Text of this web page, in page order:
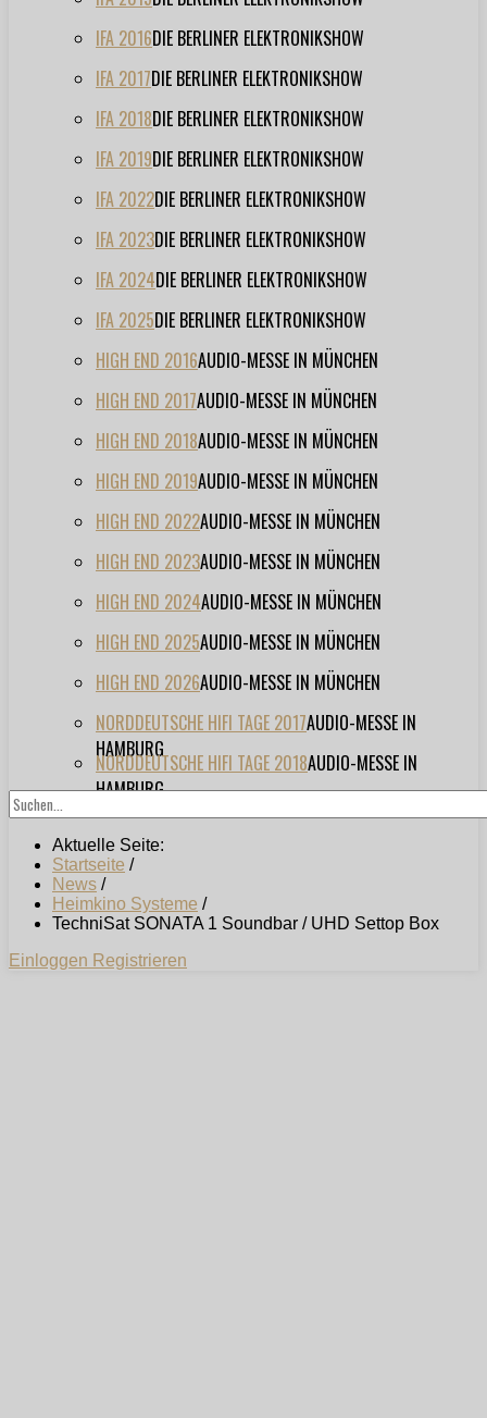
IFA 2016DIE BERLINER ELEKTRONIKSHOW
IFA 2017DIE BERLINER ELEKTRONIKSHOW
IFA 2018DIE BERLINER ELEKTRONIKSHOW
IFA 2019DIE BERLINER ELEKTRONIKSHOW
IFA 2022DIE BERLINER ELEKTRONIKSHOW
IFA 2023DIE BERLINER ELEKTRONIKSHOW
IFA 2024DIE BERLINER ELEKTRONIKSHOW
IFA 2025DIE BERLINER ELEKTRONIKSHOW
HIGH END 2016AUDIO-MESSE IN MÜNCHEN
HIGH END 2017AUDIO-MESSE IN MÜNCHEN
HIGH END 2018AUDIO-MESSE IN MÜNCHEN
HIGH END 2019AUDIO-MESSE IN MÜNCHEN
HIGH END 2022AUDIO-MESSE IN MÜNCHEN
HIGH END 2023AUDIO-MESSE IN MÜNCHEN
HIGH END 2024AUDIO-MESSE IN MÜNCHEN
HIGH END 2025AUDIO-MESSE IN MÜNCHEN
HIGH END 2026AUDIO-MESSE IN MÜNCHEN
NORDDEUTSCHE HIFI TAGE 2017AUDIO-MESSE IN
HAMBURG
NORDDEUTSCHE HIFI TAGE 2018AUDIO-MESSE IN
HAMBURG
Aktuelle Seite:
Startseite /
News /
Heimkino Systeme /
TechniSat SONATA 1 Soundbar / UHD Settop Box
Einloggen Registrieren